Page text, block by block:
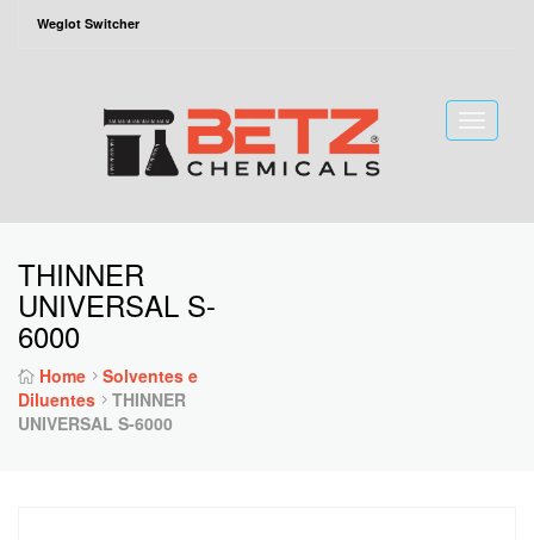
Weglot Switcher
THINNER
UNIVERSAL S-
6000
Home
Solventes e
Diluentes
THINNER
UNIVERSAL S-6000